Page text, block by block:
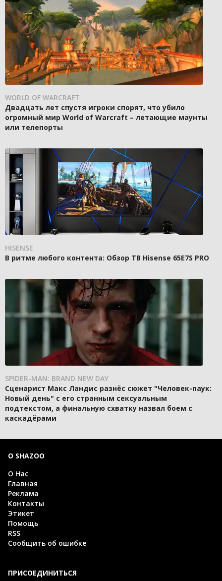
WORLD OF WARCRAFT
Двадцать лет спустя игроки спорят, что убило
огромный мир World of Warcraft – летающие маунты
или телепорты
HISENSE
В ритме любого контента: Обзор ТВ Hisense 65E7S PRO
SPIDER-MAN: BRAND NEW DAY
Сценарист Макс Ландис разнёс сюжет "Человек-паук:
Новый день" с его странным сексуальным
подтекстом, а финальную схватку назвал боем с
каскадёрами
О SHAZOO
О Нас
Главная
Реклама
Контакты
Этикет
Помощь
RSS
Сообщить об ошибке
ПРИСОЕДИНИТЬСЯ